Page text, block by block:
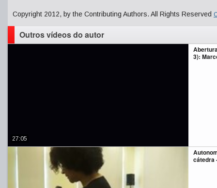
Copyright 2012, by the Contributing Authors. All Rights Reserved
Outros vídeos do autor
3):
27:05
cátedra